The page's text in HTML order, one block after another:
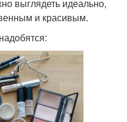
выглядеть идеально,
и красивым.